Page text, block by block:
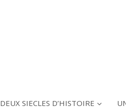
DEUX SIECLES D’HISTOIRE